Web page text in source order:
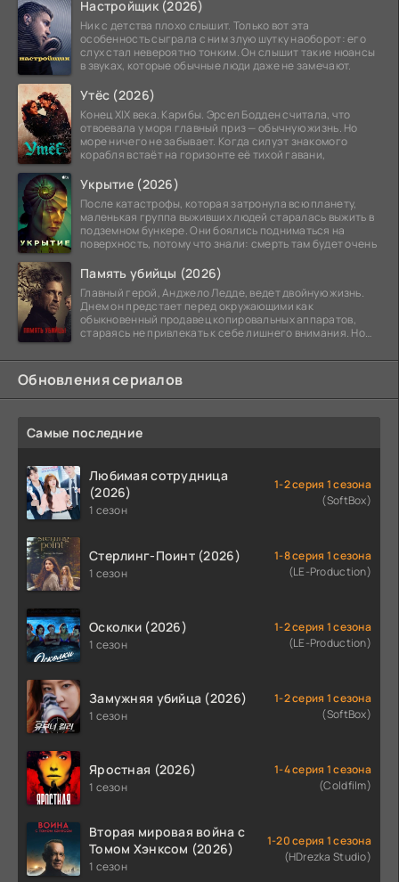
Настройщик (2026)
Ник с детства плохо слышит. Только вот эта
особенность сыграла с ним злую шутку наоборот: его
слух стал невероятно тонким. Он слышит такие нюансы
в звуках, которые обычные люди даже не замечают.
Утёс (2026)
Конец XIX века. Карибы. Эрсел Бодден считала, что
отвоевала у моря главный приз — обычную жизнь. Но
море ничего не забывает. Когда силуэт знакомого
корабля встаёт на горизонте её тихой гавани,
Укрытие (2026)
После катастрофы, которая затронула всю планету,
маленькая группа выживших людей старалась выжить в
подземном бункере. Они боялись подниматься на
поверхность, потому что знали: смерть там будет очень
Память убийцы (2026)
Главный герой, Анджело Ледде, ведет двойную жизнь.
Днем он предстает перед окружающими как
обыкновенный продавец копировальных аппаратов,
стараясь не привлекать к себе лишнего внимания. Но
Обновления сериалов
Самые последние
Любимая сотрудница
(2026)
1 сезон
1-2 серия 1 сезона
(SoftBox)
Стерлинг-Поинт (2026)
1 сезон
1-8 серия 1 сезона
(LE-Production)
Осколки (2026)
1 сезон
1-2 серия 1 сезона
(LE-Production)
Замужняя убийца (2026)
1 сезон
1-2 серия 1 сезона
(SoftBox)
Яростная (2026)
1 сезон
1-4 серия 1 сезона
(Coldfilm)
Вторая мировая война с
Томом Хэнксом (2026)
1 сезон
1-20 серия 1 сезона
(HDrezka Studio)